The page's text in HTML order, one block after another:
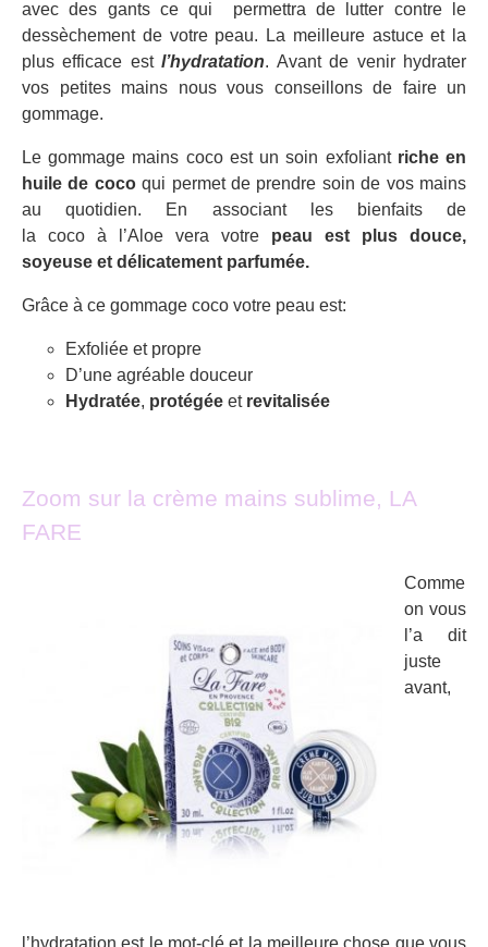
avec des gants ce qui permettra de lutter contre le
dessèchement de votre peau. La meilleure astuce et la
plus efficace estl’hydratation. Avant de venir hydrater
vos petites mains nous vous conseillons de faire un
gommage.
Le gommage mains coco est un soin exfoliantriche en
huile de cocoqui permet de prendre soin de vos mains
au quotidien. En associant les bienfaits de
la coco à l’Aloe vera votre peau est plus douce,
soyeuse et délicatement parfumée.
Grâce à ce gommage coco votre peau est:
Exfoliée et propre
D’une agréable douceur
Hydratée, protégée et revitalisée
Zoom sur la crème mains sublime, LA
FARE
Comme
on vous
l’a dit
juste
avant,